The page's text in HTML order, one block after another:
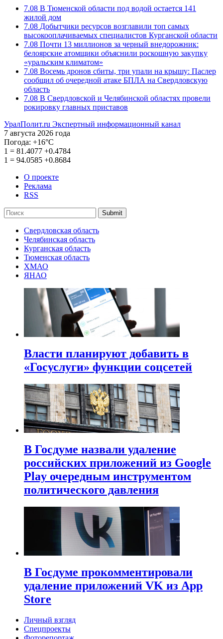
7.08 В Тюменской области под водой остается 141
жилой дом
7.08 Добытчики ресурсов возглавили топ самых
высокооплачиваемых специалистов Курганской области
7.08 Почти 13 миллионов за черный внедорожник:
белоярские атомщики объяснили роскошную закупку
«уральским климатом»
7.08 Восемь дронов сбиты, три упали на крышу: Паслер
сообщил об очередной атаке БПЛА на Свердловскую
область
7.08 В Свердловской и Челябинской областях провели
рокировку главных приставов
УралПолит.ru Экспертный информационный канал
7 августа 2026 года
Погода: +16°С
1 = 81.4077 +0.4784
1 = 94.0585 +0.8684
О проекте
Реклама
RSS
Submit
Свердловская область
Челябинская область
Курганская область
Тюменская область
ХМАО
ЯНАО
Власти планируют добавить в
«Госуслуги» функции соцсетей
В Госдуме назвали удаление
российских приложений из Google
Play очередным инструментом
политического давления
В Госдуме прокомментировали
удаление приложений VK из App
Store
Личный взгляд
Спецпроекты